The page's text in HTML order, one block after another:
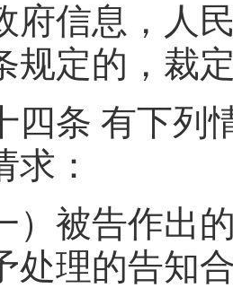
府信息，人
规定的，裁
条 有下列情
求：
被告作出的
处理的告知